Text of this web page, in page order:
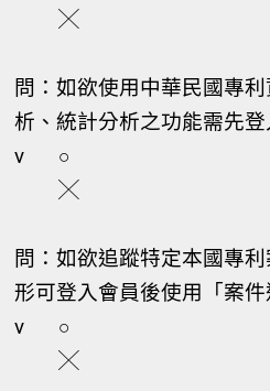
╳
問：如欲使用中華民國專
析、統計分析之功能需先登
v
○
╳
問：如欲追蹤特定本國專
形可登入會員後使用「案件
v
○
╳